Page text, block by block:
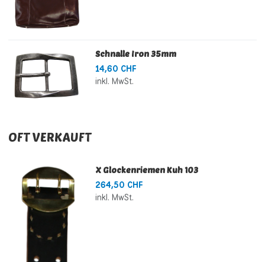
Schnalle Iron 35mm
14,60 CHF
inkl. MwSt.
OFT VERKAUFT
X Glockenriemen Kuh 103
264,50 CHF
inkl. MwSt.